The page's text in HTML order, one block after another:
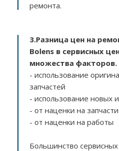
ремонта.
3.Разница цен на
Bolens в сервисных
множества факторов.
- использование
запчастей
- использование новых
- от наценки на запчасти
- от наценки на работы
Большинство